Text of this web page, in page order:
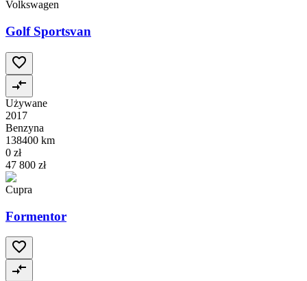
Volkswagen
Golf Sportsvan
Używane
2017
Benzyna
138400 km
0 zł
47 800 zł
Cupra
Formentor